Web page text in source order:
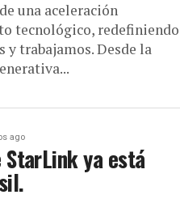
una aceleración
tecnológico, redefiniendo
trabajamos. Desde la
ago
ya está